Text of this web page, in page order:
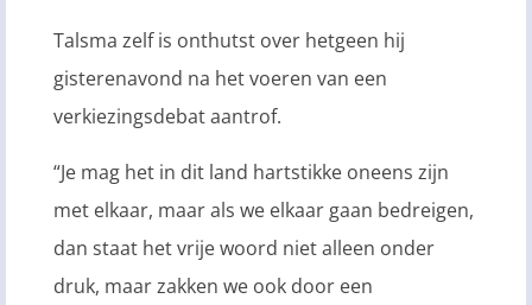
Talsma zelf is onthutst over hetgeen hij
gisterenavond na het voeren van een
verkiezingsdebat aantrof.
“Je mag het in dit land hartstikke oneens zijn
met elkaar, maar als we elkaar gaan bedreigen,
dan staat het vrije woord niet alleen onder
druk, maar zakken we ook door een